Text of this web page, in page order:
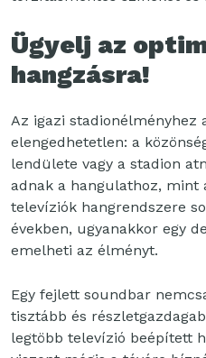
Ügyelj az
hangzásra!
Az igazi stadionélményhez
elengedhetetlen: a
lendülete vagy a stadion
adnak a hangulathoz, mint
televíziók hangrendszere
években, ugyanakkor egy
emelheti az élményt.
Egy fejlett soundbar
tisztább és
legtöbb televízió beépített